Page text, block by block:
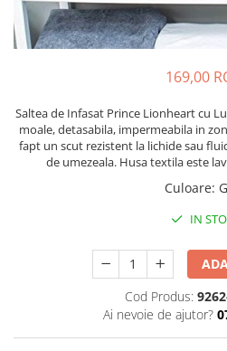
Lenjerii patut 140 x 70 cm
Lenjerie patuturi tineret
Perne copii si mamici
Protectii saltea
Tarcuri si patuturi pliabile
Bariere si protectie laterala pat
Bariere de protectie pat
Porti de siguranta
Biciclete fara pedale
Casca protectie copii
Karturi si masinute cu pedale
Masinute fara pedale
Role copii si adulti
Scaune de biciclete copii
Papusi si cele necesare
Trenulete jucarii
Trambuline si accesorii
Accesorii Trambuline
Tensiometre
Termometre
Termometre camera si baie
Umidificatoare electrice aer
Saltele si Covoare sport Fitness
sau Yoga
169,00
Saltea de Infasat Prince Lionheart cu
moale, detasabila, impermeabila in
fapt un scut rezistent la lichide sau
de umezeala. Husa textila este
Culoare:
IN
Cod Produs:
Ai nevoie de ajutor?